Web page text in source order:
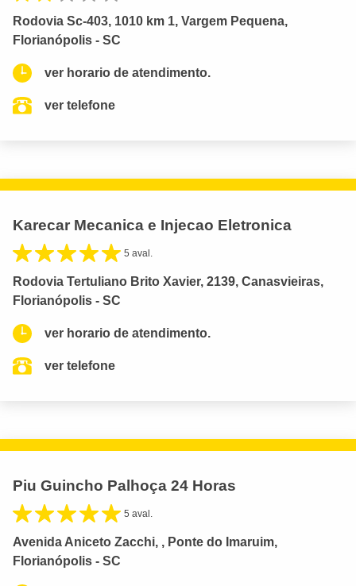
Rodovia Sc-403, 1010 km 1, Vargem Pequena,
Florianópolis - SC
ver horario de atendimento.
ver telefone
Karecar Mecanica e Injecao Eletronica
5 aval.
Rodovia Tertuliano Brito Xavier, 2139, Canasvieiras,
Florianópolis - SC
ver horario de atendimento.
ver telefone
Piu Guincho Palhoça 24 Horas
5 aval.
Avenida Aniceto Zacchi, , Ponte do Imaruim,
Florianópolis - SC